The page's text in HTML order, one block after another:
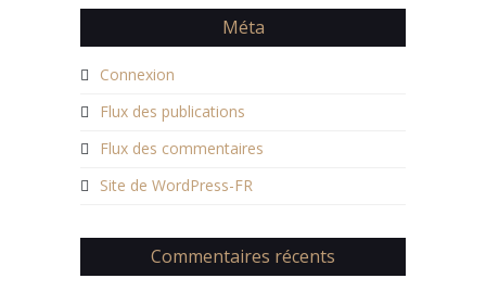
Méta
Connexion
Flux des publications
Flux des commentaires
Site de WordPress-FR
Commentaires récents